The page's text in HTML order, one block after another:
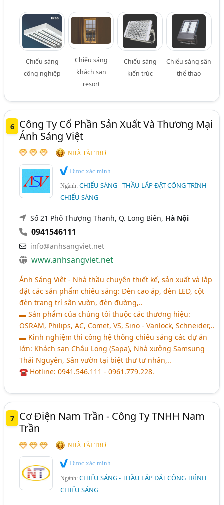
Chiếu sáng
công nghiệp
Chiếu sáng
khách sạn
resort
Chiếu sáng
kiến trúc
Chiếu sáng sân
thể thao
6
Công Ty Cổ Phần Sản Xuất Và Thương Mại
Ánh Sáng Việt
NHÀ TÀI TRỢ
Được xác minh
Ngành:CHIẾU SÁNG - THẦU LẮP ĐẶT CÔNG TRÌNH
CHIẾU SÁNG
Số 21 Phố Thượng Thanh, Q. Long Biên, Hà Nội
0941546111
info@anhsangviet.net
www.anhsangviet.net
Ánh Sáng Việt - Nhà thầu chuyên thiết kế, sản xuất và lắp
đặt các sản phẩm chiếu sáng: Đèn cao áp, đèn LED, cột
đèn trang trí sân vườn, đèn đường,..
▬ Sản phẩm của chúng tôi thuộc các thương hiệu:
OSRAM, Philips, AC, Comet, VS, Sino - Vanlock, Schneider,..
▬ Kinh nghiệm thi công hệ thống chiếu sáng các dự án
lớn: Khách sạn Châu Long (Sapa), Nhà xưởng Samsung
Thái Nguyên, Sân vườn tại biệt thư tư nhân,..
☎ Hotline: 0941.546.111 - 0961.779.228.
7
Cơ Điện Nam Trần - Công Ty TNHH Nam
Trần
NHÀ TÀI TRỢ
Được xác minh
Ngành:CHIẾU SÁNG - THẦU LẮP ĐẶT CÔNG TRÌNH
CHIẾU SÁNG